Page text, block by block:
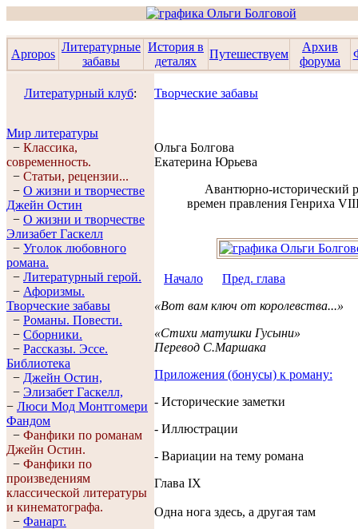
Apropos
Литературные
забавы
История в
деталях
Путешествуем
Архив
форума
Литературный клуб:
Мир литературы
− Классика,
современность.
− Статьи, рецензии...
− О жизни и творчестве
Джейн Остин
− О жизни и творчестве
Элизабет Гaскелл
− Уголок любовного
романа.
− Литературный герой.
− Афоризмы.
Творческие забавы
− Романы. Повести.
− Сборники.
− Рассказы. Эссe.
Библиотека
− Джейн Остин,
− Элизабет Гaскелл,
− Люси Мод Монтгомери
Фандом
− Фанфики по романам
Джейн Остин.
− Фанфики по
произведениям
классической литературы
и кинематографа.
− Фанарт.
Творческие забавы
Ольга Болгова
Екатерина Юрьева
Авантюрно-исторический
времен правления Генриха
Начало
Пред. глава
«Вот вам ключ от королевства...»
«Стихи матушки Гусыни»
Перевод С.Маршака
Приложения (бонусы) к роману:
- Исторические заметки
- Иллюстрации
- Вариации на тему романа
Глава IX
Одна нога здесь, а другая там